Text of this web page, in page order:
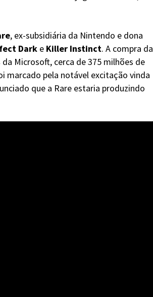
, ex-subsidiária da Nintendo e dona
Darke Killer Instinct. A compra da
Microsoft, cerca de 375 milhões de
marcado pela notável excitação vinda
que a Rare estaria produzindo